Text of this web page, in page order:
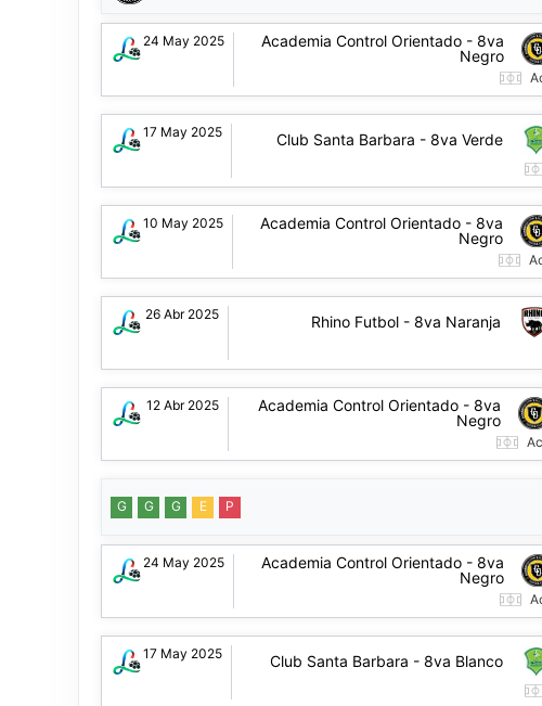
24 May 2025
Academia Control Orientado - 8va
Negro
17 May 2025 Club Santa Barbara - 8va Verde
10 May 2025
Academia Control Orientado - 8va
Negro
26 Abr 2025 Rhino Futbol - 8va Naranja
12 Abr 2025
Academia Control Orientado - 8va
Negro
G G G E P
24 May 2025
Academia Control Orientado - 8va
Negro
17 May 2025 Club Santa Barbara - 8va Blanco